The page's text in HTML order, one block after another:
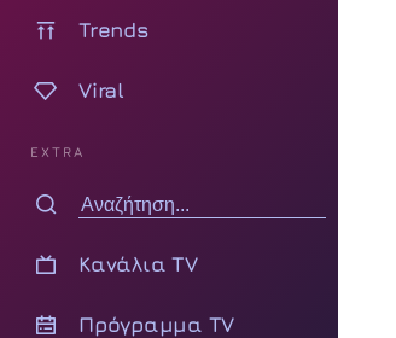
Trends
Viral
EXTRA
Κανάλια TV
Πρόγραμμα TV